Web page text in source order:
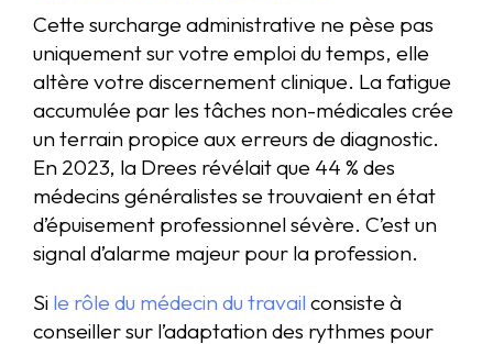
Cette surcharge administrative ne pèse pas
uniquement sur votre emploi du temps, elle
altère votre discernement clinique. La fatigue
accumulée par les tâches non-médicales crée
un terrain propice aux erreurs de diagnostic.
En 2023, la Drees révélait que 44 % des
médecins généralistes se trouvaient en état
d’épuisement professionnel sévère. C’est un
signal d’alarme majeur pour la profession.
Si le rôle du médecin du travail consiste à
conseiller sur l’adaptation des rythmes pour